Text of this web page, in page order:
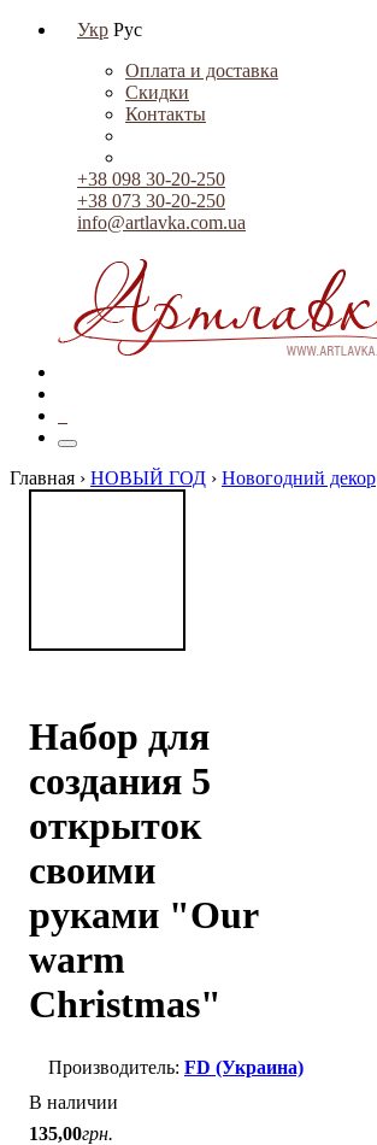
Укр Рус
Оплата и доставка
Скидки
Контакты
+38 098 30-20-250
+38 073 30-20-250
info@artlavka.com.ua
Главная › НОВЫЙ ГОД › Новогодний декор
Набор для
создания 5
открыток
своими
руками "Our
warm
Christmas"
FD (Украина)
В наличии
135,00грн.